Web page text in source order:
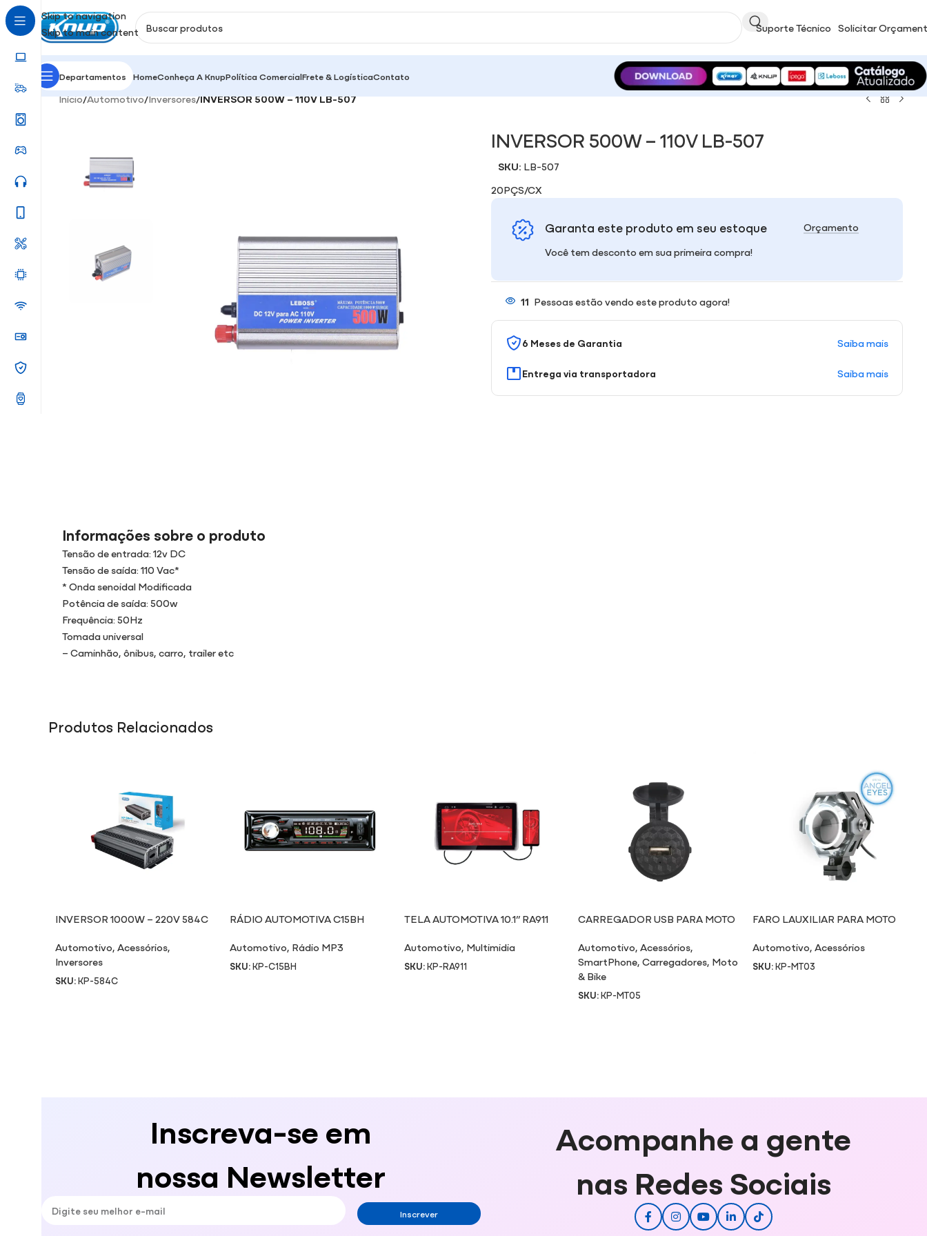
Skip to navigation
Skip to main content
Suporte Técnico Solicitar
Departamentos HomeConheça A KnupPolítica ComercialFrete & LogísticaContato
Início/Automotivo/Inversores/INVERSOR 500W – 110V LB-507
INVERSOR 500W – 110V LB-507
SKU: LB-507
20PÇS/CX
Garanta este produto em seu estoque
Você tem desconto em sua primeira compra!
Orçamento
11 Pessoas estão vendo este produto agora!
6 Meses de Garantia Saiba mais
Entrega via transportadora Saiba mais
Informações sobre o produto
Tensão de entrada: 12v DC
Tensão de saída: 110 Vac*
* Onda senoidal Modificada
Potência de saída: 500w
Frequência: 50Hz
Tomada universal
– Caminhão, ônibus, carro, trailer etc
Produtos Relacionados
INVERSOR 1000W – 220V 584C
Automotivo,Acessórios,
Inversores
SKU:KP-584C
RÁDIO AUTOMOTIVA C15BH
Automotivo, Rádio MP3
SKU:KP-C15BH
TELA AUTOMOTIVA 10.1” RA911
Automotivo, Multimidia
SKU:KP-RA911
CARREGADOR USB PARA MOTO
Automotivo, Acessórios,
SmartPhone, Carregadores, Moto
& Bike
SKU:KP-MT05
FARO LAUXILIAR PARA MOTO
Automotivo,Acessórios
SKU:KP-MT03
Inscreva-se em
nossa Newsletter
Inscrever
Acompanhe a gente
nas Redes Sociais